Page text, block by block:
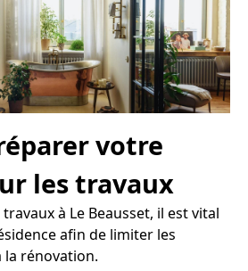
votre
les travaux
à Le Beausset, il est vital
afin de limiter les
la rénovation.